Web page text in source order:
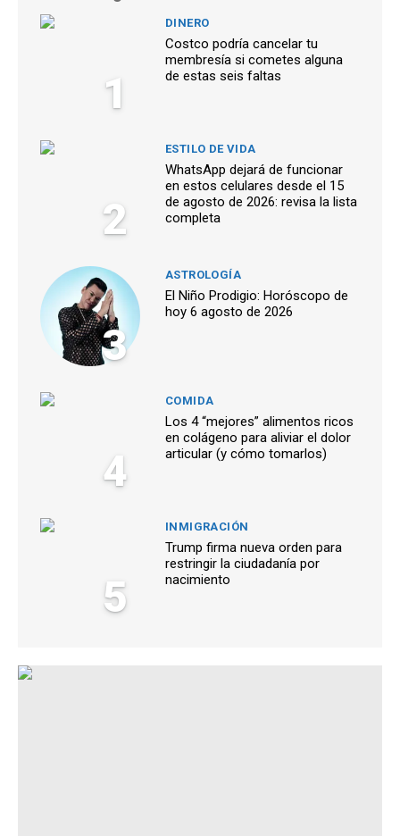
1
DINERO
Costco podría cancelar tu
membresía si cometes alguna
de estas seis faltas
2
ESTILO DE VIDA
WhatsApp dejará de funcionar
en estos celulares desde el 15
de agosto de 2026: revisa la lista
completa
3
ASTROLOGÍA
El Niño Prodigio: Horóscopo de
hoy 6 agosto de 2026
4
COMIDA
Los 4 “mejores” alimentos ricos
en colágeno para aliviar el dolor
articular (y cómo tomarlos)
5
INMIGRACIÓN
Trump firma nueva orden para
restringir la ciudadanía por
nacimiento